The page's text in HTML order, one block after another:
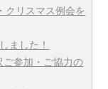
クリスマス例会を
ました！
ご参加・ご協力の